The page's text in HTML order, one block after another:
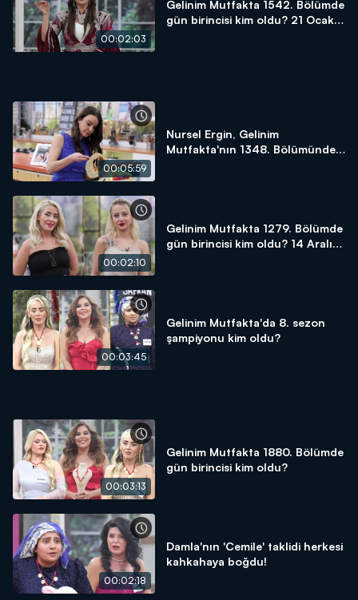
00:02:03
Gelinim Mutfakta 1542. Bölümde
gün birincisi kim oldu? 21 Ocak
00:05:59
Nursel Ergin, Gelinim
Mutfakta'nın 1348. Bölümünde
00:02:10
Gelinim Mutfakta 1279. Bölümde
gün birincisi kim oldu? 14 Aralık
00:03:45
Gelinim Mutfakta'da 8. sezon
şampiyonu kim oldu?
00:03:13
Gelinim Mutfakta 1880. Bölümde
gün birincisi kim oldu?
00:02:18
Damla'nın 'Cemile' taklidi herkesi
kahkahaya boğdu!